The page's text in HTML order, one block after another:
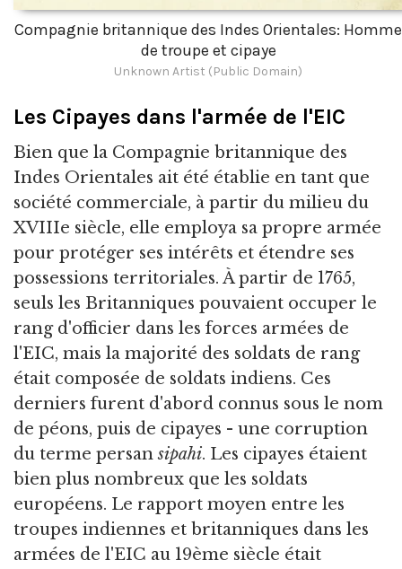
Compagnie britannique des Indes Orientales: Homme
de troupe et cipaye
Unknown Artist (Public Domain)
Les Cipayes dans l'armée de l'EIC
Bien que la Compagnie britannique des
Indes Orientales ait été établie en tant que
société commerciale, à partir du milieu du
XVIIIe siècle, elle employa sa propre armée
pour protéger ses intérêts et étendre ses
possessions territoriales. À partir de 1765,
seuls les Britanniques pouvaient occuper le
rang d'officier dans les forces armées de
l'EIC, mais la majorité des soldats de rang
était composée de soldats indiens. Ces
derniers furent d'abord connus sous le nom
de péons, puis de cipayes - une corruption
du terme persansipahi. Les cipayes étaient
bien plus nombreux que les soldats
européens. Le rapport moyen entre les
troupes indiennes et britanniques dans les
armées de l'EIC au 19ème siècle était